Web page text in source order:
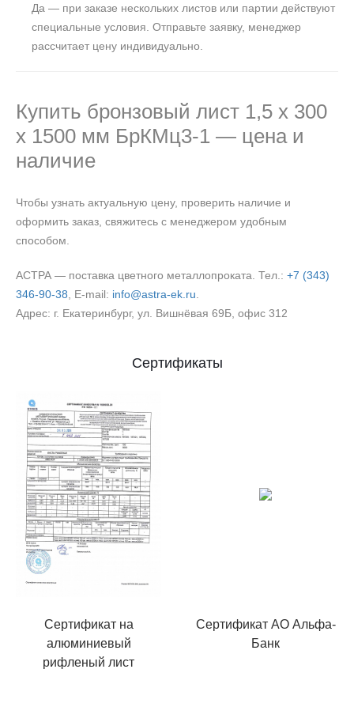
Да — при заказе нескольких листов или партии действуют
специальные условия. Отправьте заявку, менеджер
рассчитает цену индивидуально.
Купить бронзовый лист 1,5 х 300
х 1500 мм БрКМц3-1 — цена и
наличие
Чтобы узнать актуальную цену, проверить наличие и
оформить заказ, свяжитесь с менеджером удобным
способом.
АСТРА — поставка цветного металлопроката. Тел.: +7 (343)
346-90-38 , E‑mail: info@astra-ek.ru
Адрес: г. Екатеринбург, ул. Вишнёвая 69Б, офис 312
Сертификаты
Сертификат на
алюминиевый
рифленый лист
Сертификат АО Альфа-
Банк